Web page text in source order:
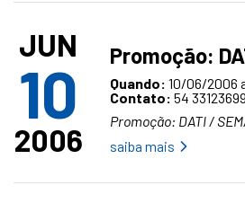
JUN
10
2006
Promoção:
Quando: 10/06/2006
Contato: 54 33123699
Promoção: DATI /
saiba mais